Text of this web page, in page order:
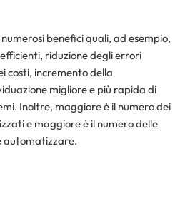
benefici quali, ad esempio,
riduzione degli errori
costi, incremento della
migliore e più rapida di
Inoltre, maggiore è il numero dei
e maggiore è il numero delle
automatizzare.